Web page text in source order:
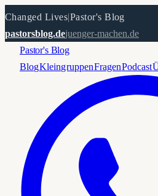
Changed Lives|Pastor's Blog
pastorsblog.dejuenger-machen.de
Pastor's Blog
BlogKleingruppenFragenPodcast